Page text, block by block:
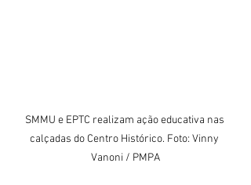
SMMU e EPTC realizam ação educativa nas
calçadas do Centro Histórico. Foto: Vinny
Vanoni / PMPA